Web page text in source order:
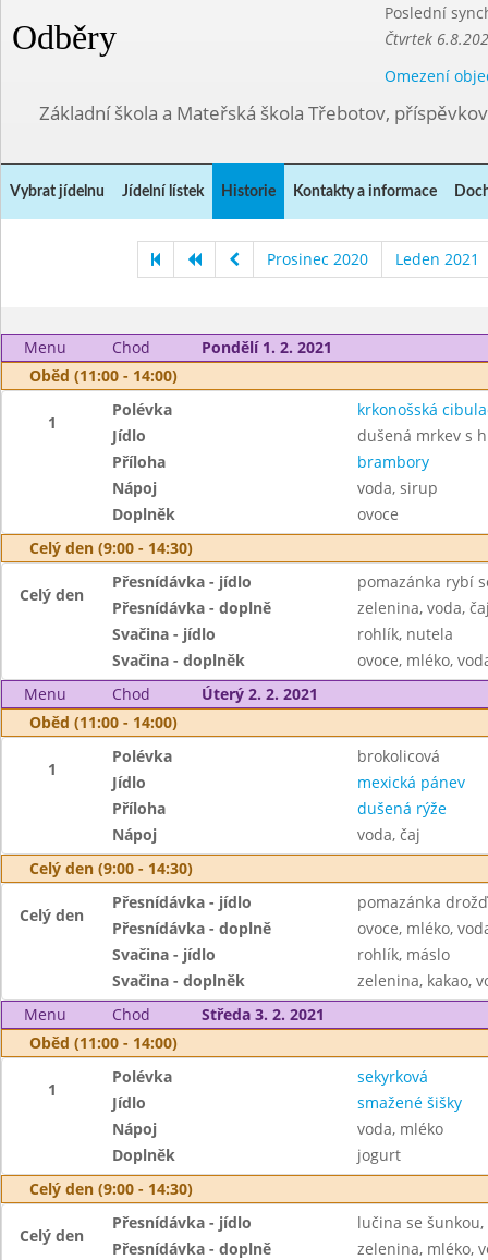
Odběry
Poslední
Čtvrtek
Omezení
Základní škola a Mateřská škola Třebotov,
Vybrat jídelnu Jídelní lístek Historie Kontakty a informace
Prosinec 2020 Leden 2021
Menu Chod
Pondělí 1. 2. 2021
Oběd (11:00 - 14:00)
1
Polévka
krkonošská
Jídlo
dušená mrkev s
Příloha
brambory
Nápoj
voda, sirup
Doplněk
ovoce
Celý den (9:00 - 14:30)
Celý den
Přesnídávka - jídlo
pomazánka rybí
Přesnídávka - doplně
zelenina, voda,
Svačina - jídlo
rohlík, nutela
Svačina - doplněk
ovoce, mléko,
Menu
Chod
Úterý 2. 2. 2021
Oběd (11:00 - 14:00)
1
Polévka
brokolicová
Jídlo
mexická pánev
Příloha
dušená rýže
Nápoj
voda, čaj
Celý den (9:00 - 14:30)
Celý den
Přesnídávka - jídlo
pomazánka
Přesnídávka - doplně
ovoce, mléko,
Svačina - jídlo
rohlík, máslo
Svačina - doplněk
zelenina, kakao,
Menu
Chod
Středa 3. 2. 2021
Oběd (11:00 - 14:00)
1
Polévka
sekyrková
Jídlo
smažené šišky
Nápoj
voda, mléko
Doplněk
jogurt
Celý den (9:00 - 14:30)
Celý den
Přesnídávka - jídlo
lučina se
Přesnídávka - doplně
zelenina, mléko,